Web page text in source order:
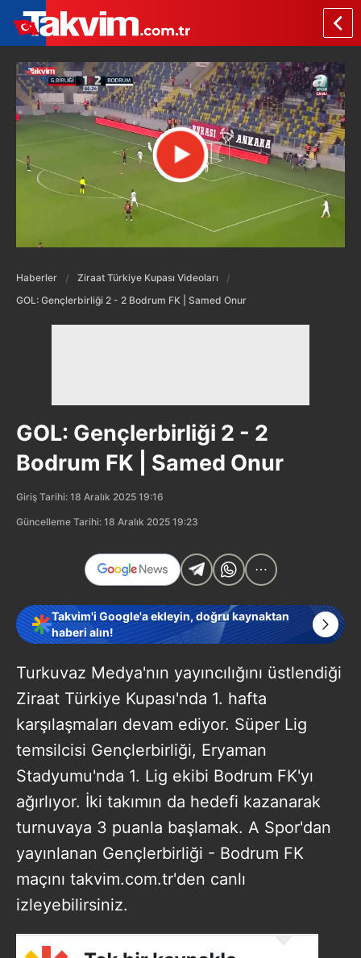
Haberler
Ziraat Türkiye Kupası Videoları
GOL: Gençlerbirliği 2 - 2 Bodrum FK | Samed Onur
GOL: Gençlerbirliği 2 - 2
Bodrum FK | Samed Onur
Giriş Tarihi: 18 Aralık 2025 19:16
Güncelleme Tarihi: 18 Aralık 2025 19:23
Takvim'i Google'a ekleyin, doğru kaynaktan
haberi alın!
Turkuvaz Medya'nın yayıncılığını üstlendiği
Ziraat Türkiye Kupası'nda 1. hafta
karşılaşmaları devam ediyor. Süper Lig
temsilcisi Gençlerbirliği, Eryaman
Stadyumu'nda 1. Lig ekibi Bodrum FK'yı
ağırlıyor. İki takımın da hedefi kazanarak
turnuvaya 3 puanla başlamak. A Spor'dan
yayınlanan Gençlerbirliği - Bodrum FK
maçını takvim.com.tr'den canlı
izleyebilirsiniz.